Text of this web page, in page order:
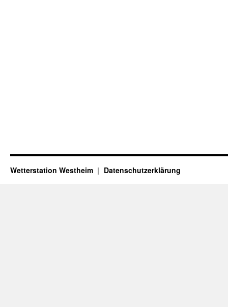
Wetterstation Westheim Datenschutzerklärung